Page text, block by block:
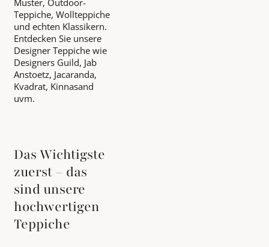
Teppiche, Wollteppiche
und echten Klassikern.
Entdecken Sie unsere
Designer Teppiche wie
Designers Guild, Jab
Anstoetz, Jacaranda,
Kvadrat, Kinnasand
uvm.
Das Wichtigste
zuerst – das
sind unsere
hochwertigen
Teppiche